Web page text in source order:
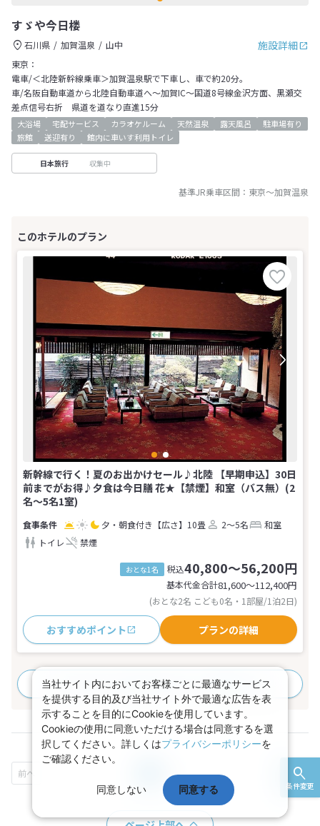
条件変更
すゞや今日楼
施設詳細
石川県 加賀温泉
山中
東京：
電車/＜北陸新幹線乗車＞加賀温泉駅で下車し、車で約20分。
車/名阪自動車道から北陸自動車道へ～加賀IC～国道8号線金沢方面、黒瀬交
差点信号右折 県道を道なり直進15分
大浴場 宅配サービス カラオケルーム 天然温泉 露天風呂
駐車場有り
旅館
送迎有り 館内に車いす利用トイレ
日本旅行 収集中
基準JR乗車区間： 東京～加賀温泉
新幹線で行く！夏のお出かけセール♪北陸 【早期申込】30日
前までがお得♪夕食は今日膳 花★【禁煙】和室（バス無）(2
名～5名1室)
夕・朝食付き 【広さ】10畳 2～5名
和室
トイレ
禁煙
おとな1名 税込40,800～56,200円
基本代金合計81,600〜112,400円
(おとな2名 こども0名・1部屋/1泊2日)
おすすめポイント プランの詳細
すべてのプランを見る(32プラン、2部屋タイプ)
2
当社サイト内においてお客様ごとに最適なサービス
を提供する目的及び当社サイト外で最適な広告を表
示することを目的にCookieを使用しています。
Cookieの使用に同意いただける場合は同意するを選
択してください。詳しくはプライバシーポリシーを
ご確認ください。
同意しない 同意する